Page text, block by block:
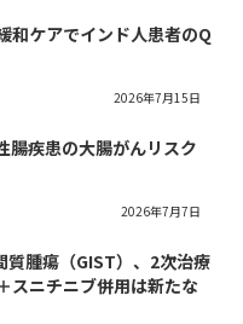
和ケアでインド人患者のQ
2026年7月15日
腸疾患の大腸がんリスク
2026年7月7日
質腫瘍（GIST）、2次治療
スニチニブ併用は新たな